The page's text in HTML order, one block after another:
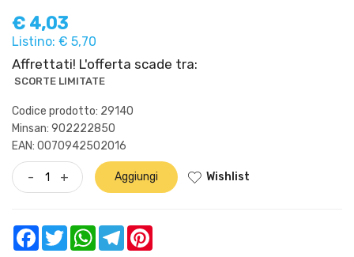
€ 4,03
Listino: € 5,70
Affrettati! L'offerta scade tra:
SCORTE LIMITATE
Codice prodotto: 29140
Minsan: 902222850
EAN: 0070942502016
- + Aggiungi Wishlist
FacebookTwitterWhatsAppTelegram